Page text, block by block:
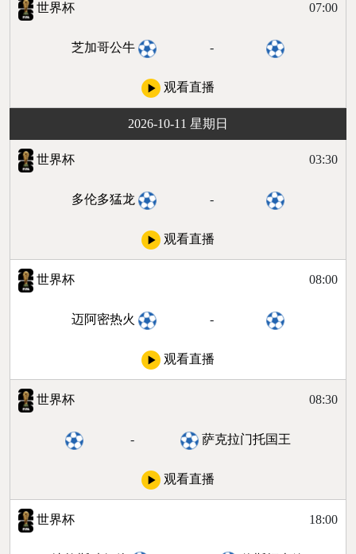
世界杯 07:00
芝加哥公牛 -
观看直播
2026-10-11 星期日
世界杯 03:30
多伦多猛龙 -
观看直播
世界杯 08:00
迈阿密热火 -
观看直播
世界杯 08:30
- 萨克拉门托国王
观看直播
世界杯 18:00